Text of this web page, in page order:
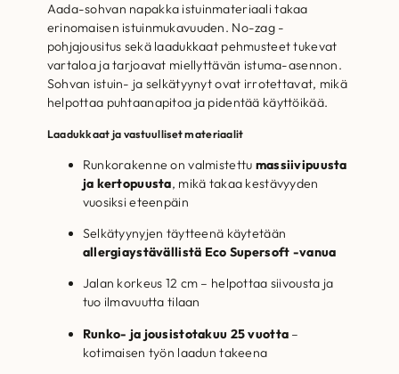
Aada-sohvan napakka istuinmateriaali takaa
erinomaisen istuinmukavuuden. No-zag -
pohjajousitus sekä laadukkaat pehmusteet tukevat
vartaloa ja tarjoavat miellyttävän istuma-asennon.
Sohvan istuin- ja selkätyynyt ovat irrotettavat, mikä
helpottaa puhtaanapitoa ja pidentää käyttöikää.
Laadukkaat ja vastuulliset materiaalit
Runkorakenne on valmistettu massiivipuusta
ja kertopuusta, mikä takaa kestävyyden
vuosiksi eteenpäin
Selkätyynyjen täytteenä käytetään
allergiaystävällistä Eco Supersoft -vanua
Jalan korkeus 12 cm – helpottaa siivousta ja
tuo ilmavuutta tilaan
Runko- ja jousistotakuu 25 vuotta –
kotimaisen työn laadun takeena